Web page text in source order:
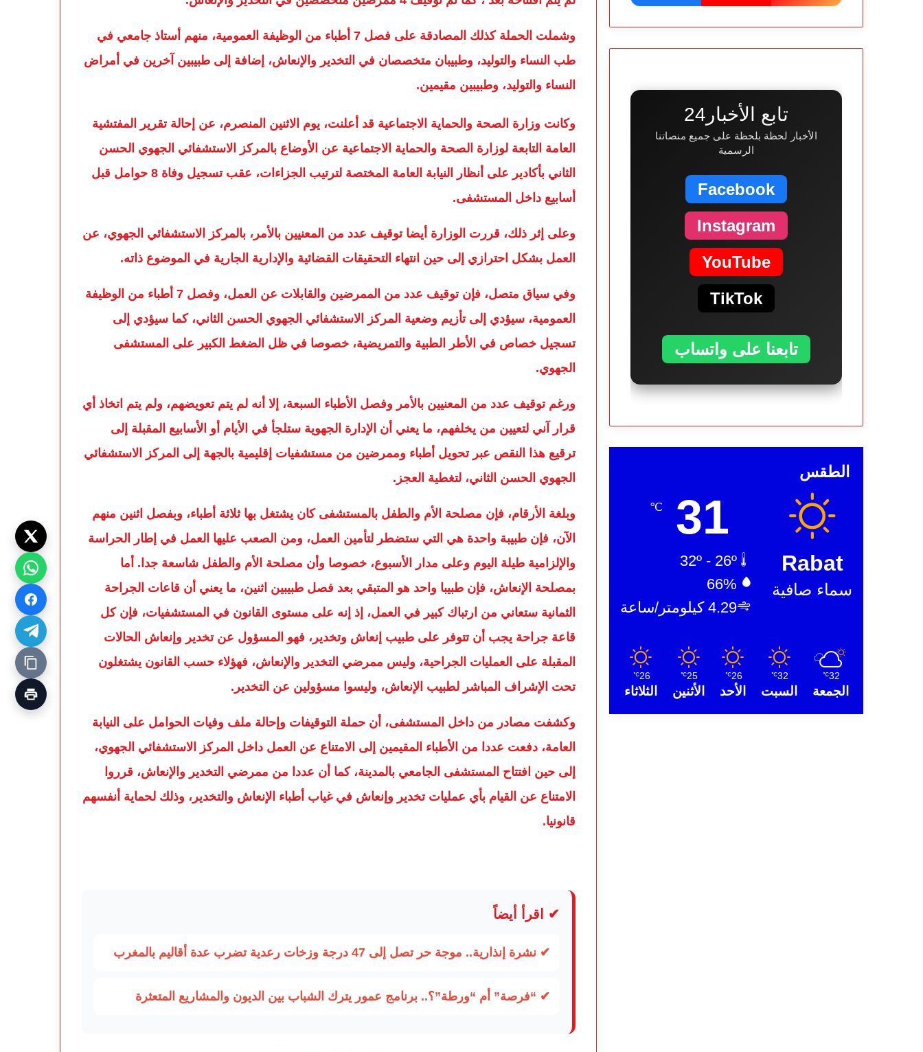
وشملت الحملة كذلك المصادقة على فصل 7 أطباء من الوظيفة العمومية، منهم أستاذ جامعي في
طب النساء والتوليد، وطبيبان متخصصان في التخدير والإنعاش، إضافة إلى طبيبين آخرين في أمراض
النساء والتوليد، وطبيبين مقيمين.
وكانت وزارة الصحة والحماية الاجتماعية قد أعلنت، يوم الاثنين المنصرم، عن إحالة تقرير المفتشية
العامة التابعة لوزارة الصحة والحماية الاجتماعية عن الأوضاع بالمركز الاستشفائي الجهوي الحسن
الثاني بأكادير على أنظار النيابة العامة المختصة لترتيب الجزاءات، عقب تسجيل وفاة 8 حوامل قبل
أسابيع داخل المستشفى.
وعلى إثر ذلك، قررت الوزارة أيضا توقيف عدد من المعنيين بالأمر، بالمركز الاستشفائي الجهوي، عن
العمل بشكل احترازي إلى حين انتهاء التحقيقات القضائية والإدارية الجارية في الموضوع ذاته.
وفي سياق متصل، فإن توقيف عدد من الممرضين والقابلات عن العمل، وفصل 7 أطباء من الوظيفة
العمومية، سيؤدي إلى تأزيم وضعية المركز الاستشفائي الجهوي الحسن الثاني، كما سيؤدي إلى
تسجيل خصاص في الأطر الطبية والتمريضية، خصوصا في ظل الضغط الكبير على المستشفى
الجهوي.
ورغم توقيف عدد من المعنيين بالأمر وفصل الأطباء السبعة، إلا أنه لم يتم تعويضهم، ولم يتم اتخاذ أي
قرار آني لتعيين من يخلفهم، ما يعني أن الإدارة الجهوية ستلجأ في الأيام أو الأسابيع المقبلة إلى
ترقيع هذا النقص عبر تحويل أطباء وممرضين من مستشفيات إقليمية بالجهة إلى المركز الاستشفائي
الجهوي الحسن الثاني، لتغطية العجز.
وبلغة الأرقام، فإن مصلحة الأم والطفل بالمستشفى كان يشتغل بها ثلاثة أطباء، وبفصل اثنين منهم
الآن، فإن طبيبة واحدة هي التي ستضطر لتأمين العمل، ومن الصعب عليها العمل في إطار الحراسة
والإلزامية طيلة اليوم وعلى مدار الأسبوع، خصوصا وأن مصلحة الأم والطفل شاسعة جدا. أما
بمصلحة الإنعاش، فإن طبيبا واحد هو المتبقي بعد فصل طبيبين اثنين، ما يعني أن قاعات الجراحة
الثمانية ستعاني من ارتباك كبير في العمل، إذ إنه على مستوى القانون في المستشفيات، فإن كل
قاعة جراحة يجب أن تتوفر على طبيب إنعاش وتخدير، فهو المسؤول عن تخدير وإنعاش الحالات
المقبلة على العمليات الجراحية، وليس ممرضي التخدير والإنعاش، فهؤلاء حسب القانون يشتغلون
تحت الإشراف المباشر لطبيب الإنعاش، وليسوا مسؤولين عن التخدير.
وكشفت مصادر من داخل المستشفى، أن حملة التوقيفات وإحالة ملف وفيات الحوامل على النيابة
العامة، دفعت عددا من الأطباء المقيمين إلى الامتناع عن العمل داخل المركز الاستشفائي الجهوي،
إلى حين افتتاح المستشفى الجامعي بالمدينة، كما أن عددا من ممرضي التخدير والإنعاش، قرروا
الامتناع عن القيام بأي عمليات تخدير وإنعاش في غياب أطباء الإنعاش والتخدير، وذلك لحماية أنفسهم
قانونيا.
✔ اقرأ أيضاً
✔ نشرة إنذارية.. موجة حر تصل إلى 47 درجة وزخات رعدية تضرب عدة أقاليم بالمغرب
✔ “فرصة” أم “ورطة”؟.. برنامج عمور يترك الشباب بين الديون والمشاريع المتعثرة
تابع الأخبار24
الأخبار لحظة بلحظة على جميع منصاتنا
الرسمية
Facebook
Instagram
YouTube
TikTok
تابعنا على واتساب
الطقس
Rabat
سماء صافية
31
℃
66%
4.29 كيلومتر/ساعة
32
℃
الجمعة
32
℃
السبت
26
℃
الأحد
25
℃
الأثنين
26
℃
الثلاثاء